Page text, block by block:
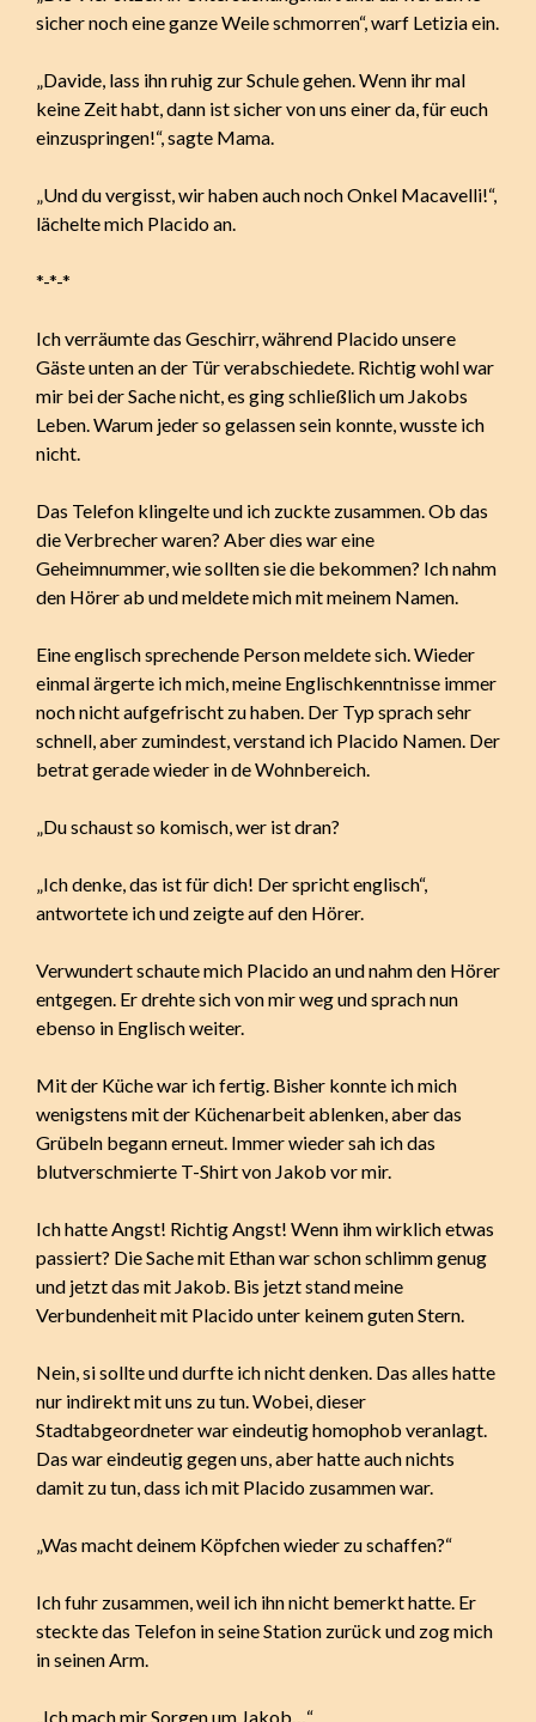
sicher noch eine ganze Weile schmorren“, warf Letizia ein.
„Davide, lass ihn ruhig zur Schule gehen. Wenn ihr mal
keine Zeit habt, dann ist sicher von uns einer da, für euch
einzuspringen!“, sagte Mama.
„Und du vergisst, wir haben auch noch Onkel Macavelli!“,
lächelte mich Placido an.
*-*-*
Ich verräumte das Geschirr, während Placido unsere
Gäste unten an der Tür verabschiedete. Richtig wohl war
mir bei der Sache nicht, es ging schließlich um Jakobs
Leben. Warum jeder so gelassen sein konnte, wusste ich
nicht.
Das Telefon klingelte und ich zuckte zusammen. Ob das
die Verbrecher waren? Aber dies war eine
Geheimnummer, wie sollten sie die bekommen? Ich nahm
den Hörer ab und meldete mich mit meinem Namen.
Eine englisch sprechende Person meldete sich. Wieder
einmal ärgerte ich mich, meine Englischkenntnisse immer
noch nicht aufgefrischt zu haben. Der Typ sprach sehr
schnell, aber zumindest, verstand ich Placido Namen. Der
betrat gerade wieder in de Wohnbereich.
„Du schaust so komisch, wer ist dran?
„Ich denke, das ist für dich! Der spricht englisch“,
antwortete ich und zeigte auf den Hörer.
Verwundert schaute mich Placido an und nahm den Hörer
entgegen. Er drehte sich von mir weg und sprach nun
ebenso in Englisch weiter.
Mit der Küche war ich fertig. Bisher konnte ich mich
wenigstens mit der Küchenarbeit ablenken, aber das
Grübeln begann erneut. Immer wieder sah ich das
blutverschmierte T-Shirt von Jakob vor mir.
Ich hatte Angst! Richtig Angst! Wenn ihm wirklich etwas
passiert? Die Sache mit Ethan war schon schlimm genug
und jetzt das mit Jakob. Bis jetzt stand meine
Verbundenheit mit Placido unter keinem guten Stern.
Nein, si sollte und durfte ich nicht denken. Das alles hatte
nur indirekt mit uns zu tun. Wobei, dieser
Stadtabgeordneter war eindeutig homophob veranlagt.
Das war eindeutig gegen uns, aber hatte auch nichts
damit zu tun, dass ich mit Placido zusammen war.
„Was macht deinem Köpfchen wieder zu schaffen?“
Ich fuhr zusammen, weil ich ihn nicht bemerkt hatte. Er
steckte das Telefon in seine Station zurück und zog mich
in seinen Arm.
„Ich mach mir Sorgen um Jakob…“